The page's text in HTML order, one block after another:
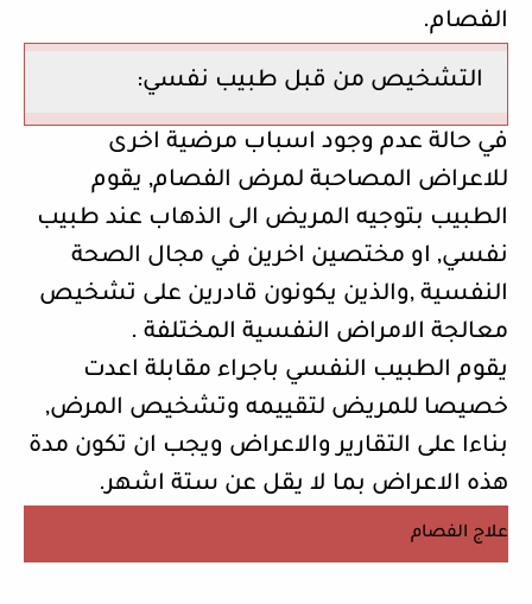
الفصام.
التشخيص من قبل طبيب نفسي:
في حالة عدم وجود اسباب مرضية اخرى
للاعراض المصاحبة لمرض الفصام, يقوم
الطبيب بتوجيه المريض الى الذهاب عند طبيب
نفسي, او مختصين اخرين في مجال الصحة
النفسية ,والذين يكونون قادرين على تشخيص
معالجة الامراض النفسية المختلفة .
يقوم الطبيب النفسي باجراء مقابلة اعدت
خصيصا للمريض لتقييمه وتشخيص المرض,
بناءا على التقارير والاعراض ويجب ان تكون مدة
هذه الاعراض بما لا يقل عن ستة اشهر.
علاج الفصام